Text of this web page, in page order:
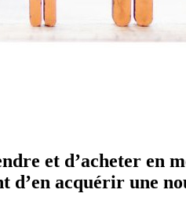
et d’acheter en
d’en acquérir une